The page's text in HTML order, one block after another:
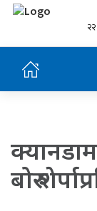
बोरु